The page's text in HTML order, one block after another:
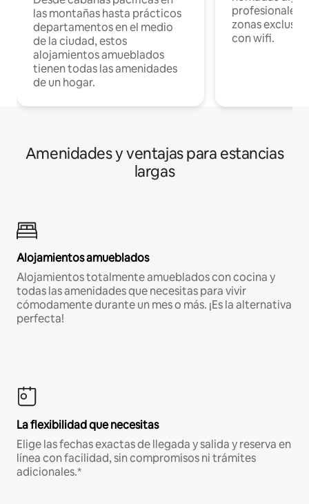
las montañas hasta prácticos
departamentos en el medio
de la ciudad, estos
alojamientos amueblados
tienen todas las amenidades
de un hogar.
profesionales
zonas
con wifi.
Amenidades y ventajas para estancias
largas
Alojamientos amueblados
Alojamientos totalmente amueblados con cocina y
todas las amenidades que necesitas para vivir
cómodamente durante un mes o más. ¡Es la alternativa
perfecta!
La flexibilidad que necesitas
Elige las fechas exactas de llegada y salida y reserva en
línea con facilidad, sin compromisos ni trámites
adicionales.*